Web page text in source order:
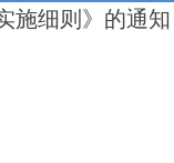
施细则》的通知